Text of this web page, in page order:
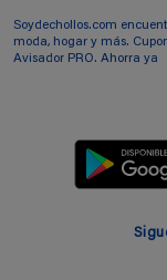
Soydechollos.com
moda, hogar y más.
Avisador PRO. Ahorra ya